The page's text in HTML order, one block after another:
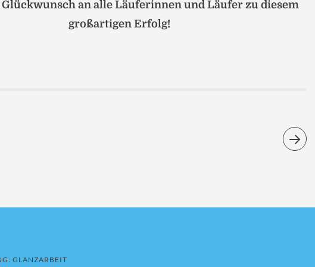
an alle Läuferinnen und Läufer zu diesem
großartigen Erfolg!
GLANZARBEIT